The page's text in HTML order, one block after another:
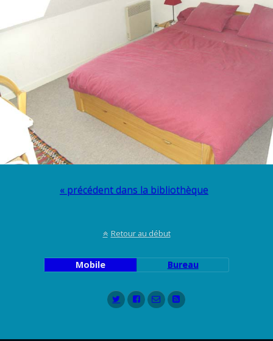
« précédent dans la bibliothèque
Retour au début
Mobile Bureau